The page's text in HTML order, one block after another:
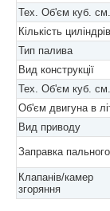
Тех. Об'єм куб. см.
Кількість циліндрів
Тип палива
Вид конструкції
Тех. Об'єм куб. см.
Об'єм двигуна в
Вид приводу
Заправка пального
Клапанів/камер
згоряння